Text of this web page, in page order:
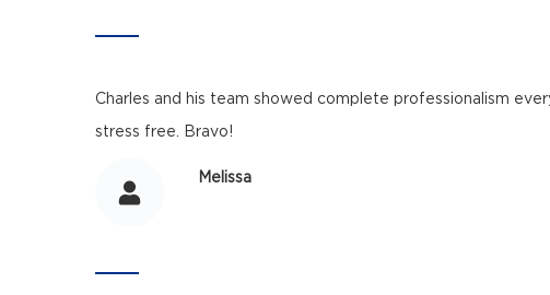
Charles and his team showed complete professionalism
stress free. Bravo!
Melissa